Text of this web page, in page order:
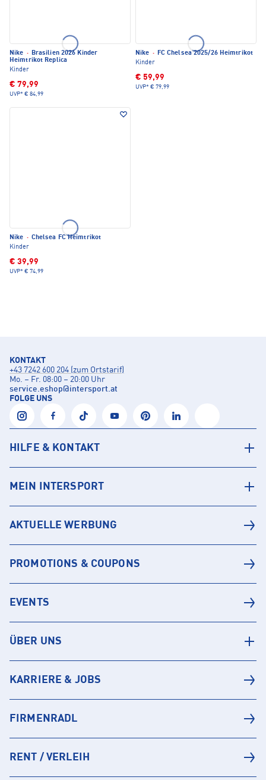
Nike · Brasilien 2026 Kinder
Heimtrikot Replica
Kinder
€ 79,99
UVP* € 84,99
Nike · FC Chelsea 2025/26 Heimtrikot
Kinder
€ 59,99
UVP* € 79,99
Nike · Chelsea FC Heimtrikot
Kinder
€ 39,99
UVP* € 74,99
KONTAKT
+43 7242 600 204 (zum Ortstarif)
Mo. – Fr. 08:00 – 20:00 Uhr
service.eshop@intersport.at
FOLGE UNS
HILFE & KONTAKT
MEIN INTERSPORT
AKTUELLE WERBUNG
PROMOTIONS & COUPONS
EVENTS
ÜBER UNS
KARRIERE & JOBS
FIRMENRADL
RENT / VERLEIH